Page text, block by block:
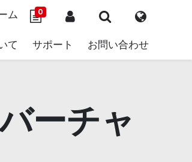
て サポート お問い合わせ
0
ム
ーチャ